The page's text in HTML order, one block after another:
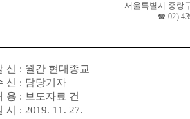
서울특별시 중랑
☎ 02)
신 : 월간 현대종교
신 : 담당기자
용 : 보도자료 건
시 : 2019. 11. 27.